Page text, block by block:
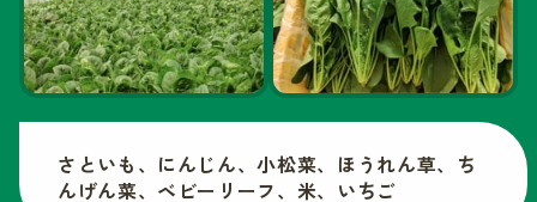
さといも、にんじん、小松菜、ほうれん草、ち
んげん菜、ベビーリーフ、米、いちご